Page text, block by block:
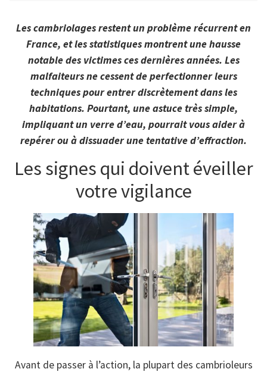
Les cambriolages restent un problème récurrent en
France, et les statistiques montrent une hausse
notable des victimes ces dernières années. Les
malfaiteurs ne cessent de perfectionner leurs
techniques pour entrer discrètement dans les
habitations. Pourtant, une astuce très simple,
impliquant un verre d’eau, pourrait vous aider à
repérer ou à dissuader une tentative d’effraction.
Les signes qui doivent éveiller
votre vigilance
Avant de passer à l’action, la plupart des cambrioleurs